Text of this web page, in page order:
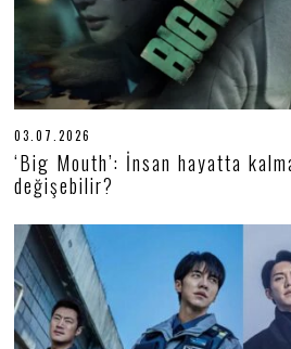
03.07.2026
6
.
0
0
2
6
‘Big Mouth’: İnsan hayatta
değişebilir?